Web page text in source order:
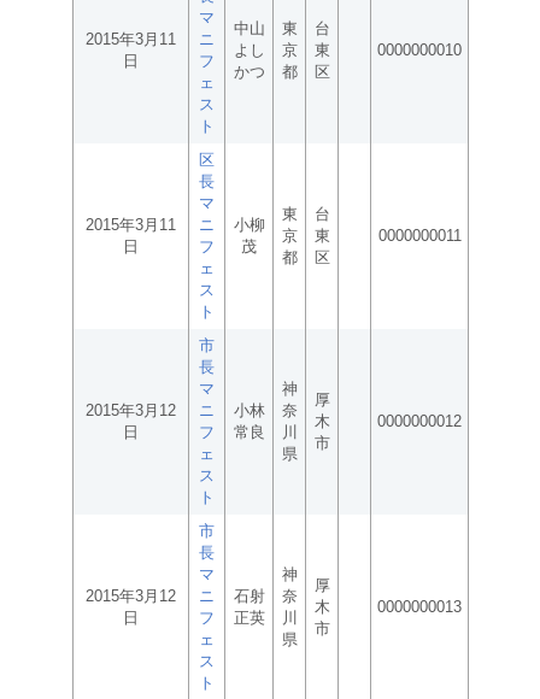
2015年3月11
日
マ
ニ
フ
ェ
ス
ト
中山
よし
かつ
東
京
都
台
東
区
0000000010
2015年3月11
日
区
長
マ
ニ
フ
ェ
ス
ト
小柳
茂
東
京
都
台
東
区
0000000011
2015年3月12
日
市
長
マ
ニ
フ
ェ
ス
ト
小林
常良
神
奈
川
県
厚
木
市
0000000012
2015年3月12
日
市
長
マ
ニ
フ
ェ
ス
ト
石射
正英
神
奈
川
県
厚
木
市
0000000013